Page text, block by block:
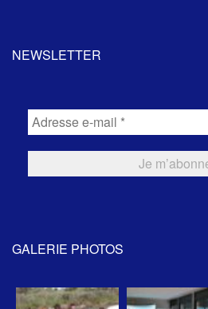
NEWSLETTER
GALERIE PHOTOS